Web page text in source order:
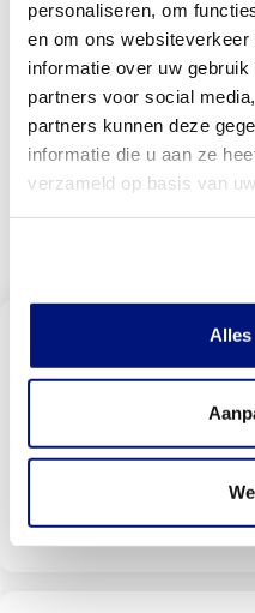
personaliseren, om
en om ons
informatie over uw
partners voor social
partners kunnen deze
informatie die u aan ze
verzameld op basis van
Alles
samenwerking tussen
orthopedische adviseur
osseointegratie
Meer weten over
deze geschikt voor u?
op.
9
Vind een
bij u in de